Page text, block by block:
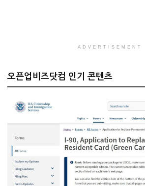
ADVERTISEMENT
오픈업비즈닷컴 인기 콘텐츠